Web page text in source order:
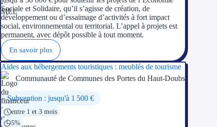
Sociale et Solidaire, qu’il s’agisse de création, de
développement ou d’essaimage d’activités à fort impact
social, environnemental ou territorial. L’appel à projets est
permanent, avec dépôt possible à tout moment.
En savoir plus
Aides aux hébergements touristiques : meublés de tourisme
Communauté de Communes des Portes du Haut-Doubs
Subvention : jusqu'à 1 500 €
entre 1 et 3 mois
5%